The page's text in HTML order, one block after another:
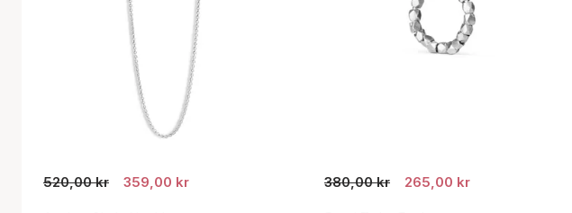
520,00 kr 359,00 kr 380,00 kr 265,00 kr